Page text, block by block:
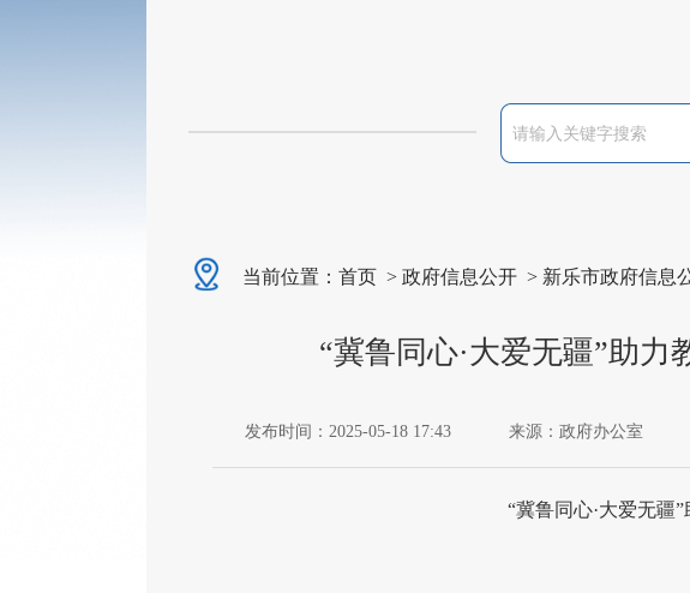
当前位置： 首页 > 政府信息公开 > 新乐市政府信息
“冀鲁同心·大爱无疆”助
发布时间：2025-05-18 17:43 来源：政府办公室
“冀鲁同心·大爱无疆